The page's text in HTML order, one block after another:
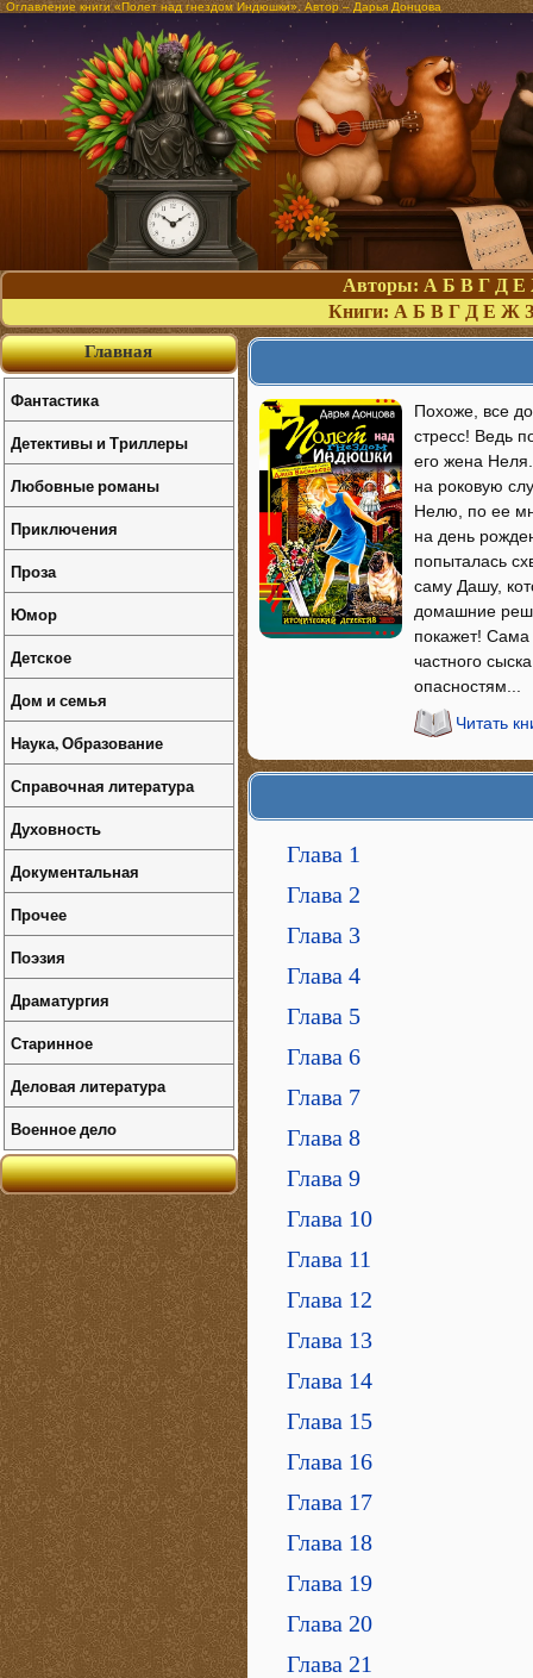
Оглавление книги «Полет над гнездом Индюшки». Автор – Дарья Донцова
Авторы: А Б В Г Д Е
Книги: А Б В Г Д Е Ж З
Похоже, все
стресс! Ведь
его жена
на роковую
Нелю, по ее
на день
попыталась
саму Дашу,
домашние
покажет!
частного
опасностям...
Читать
Глава 1
Глава 2
Глава 3
Глава 4
Глава 5
Глава 6
Глава 7
Глава 8
Глава 9
Глава 10
Глава 11
Глава 12
Глава 13
Глава 14
Глава 15
Глава 16
Глава 17
Глава 18
Глава 19
Глава 20
Глава 21
Главная
Фантастика
Детективы и Триллеры
Любовные романы
Приключения
Проза
Юмор
Детское
Дом и семья
Наука, Образование
Справочная литература
Духовность
Документальная
Прочее
Поэзия
Драматургия
Старинное
Деловая литература
Военное дело